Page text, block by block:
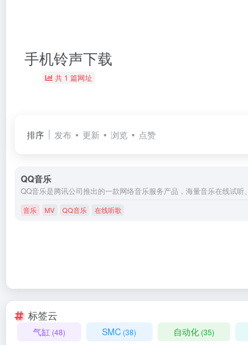
手机铃声下载
共 1 篇网址
排序 发布 更新 浏览 点赞
QQ音乐
音乐 MV QQ音乐 在线听歌
标签云
气缸 (48) SMC (38) 自动化(35)